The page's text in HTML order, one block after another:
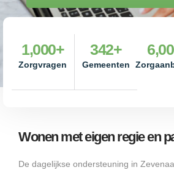
Zorgvragen
1,000+
Gemeenten
342+
Wonen met eigen regie en
De dagelijkse ondersteuning in